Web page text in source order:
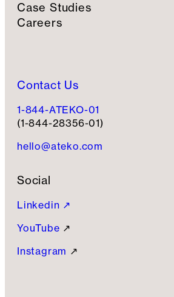
Case Studies
Careers
Contact Us
1-844-ATEKO-01
(1-844-28356-01)
hello@ateko.com
Social
Linkedin ↗
YouTube ↗
Instagram ↗